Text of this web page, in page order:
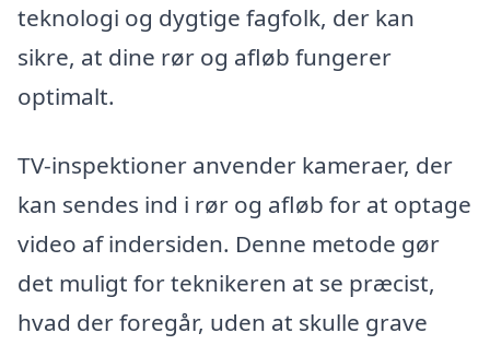
teknologi og dygtige fagfolk, der kan
sikre, at dine rør og afløb fungerer
optimalt.
TV-inspektioner anvender kameraer, der
kan sendes ind i rør og afløb for at optage
video af indersiden. Denne metode gør
det muligt for teknikeren at se præcist,
hvad der foregår, uden at skulle grave